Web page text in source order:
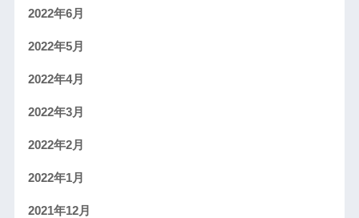
2022年6月
2022年5月
2022年4月
2022年3月
2022年2月
2022年1月
2021年12月